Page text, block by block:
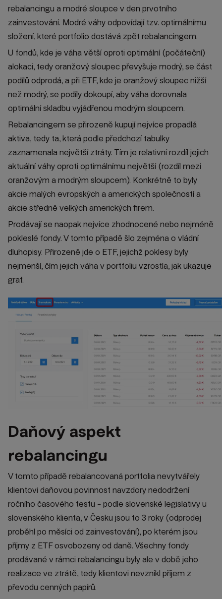
rebalancingu a modré sloupce v den prvotního
zainvestování. Modré váhy odpovídají tzv. optimálnímu
složení, které portfolio dostává zpět rebalancingem.
U fondů, kde je váha větší oproti optimální (počáteční)
alokaci, tedy oranžový sloupec převyšuje modrý, se část
podílů odprodá, a při ETF, kde je oranžový sloupec nižší
než modrý, se podíly dokoupí, aby váha dorovnala
optimální skladbu vyjádřenou modrým sloupcem.
Rebalancingem se přirozeně kupují nejvíce propadlá
aktiva, tedy ta, která podle předchozí tabulky
zaznamenala největší ztráty. Tím je relativní rozdíl jejich
aktuální váhy oproti optimálnímu největší (rozdíl mezi
oranžovým a modrým sloupcem). Konkrétně to byly
akcie malých evropských a amerických společností a
akcie středně velkých amerických firem.
Prodávají se naopak nejvíce zhodnocené nebo nejméně
pokleslé fondy. V tomto případě šlo zejména o vládní
dluhopisy. Přirozeně jde o ETF, jejichž poklesy byly
nejmenší, čím jejich váha v portfoliu vzrostla, jak ukazuje
graf.
Daňový aspekt
rebalancingu
V tomto případě rebalancovaná portfolia nevytvářely
klientovi daňovou povinnost navzdory nedodržení
ročního časového testu - podle slovenské legislativy u
slovenského klienta, v Česku jsou to 3 roky (odprodej
proběhl po měsíci od zainvestování), po kterém jsou
příjmy z ETF osvobozeny od daně. Všechny fondy
prodávané v rámci rebalancingu byly ale v době jeho
realizace ve ztrátě, tedy klientovi nevznikl příjem z
převodu cenných papírů.